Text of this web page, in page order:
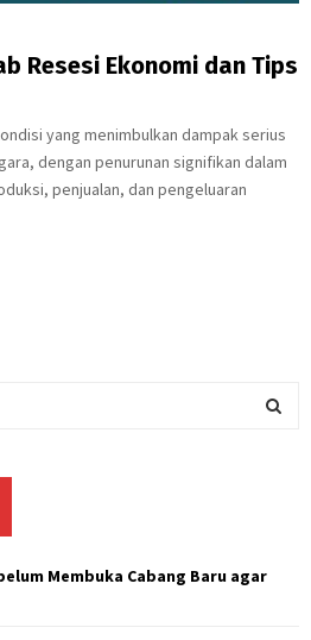
Resesi Ekonomi dan Tips
yang menimbulkan dampak serius
dengan penurunan signifikan dalam
penjualan, dan pengeluaran
Membuka Cabang Baru agar